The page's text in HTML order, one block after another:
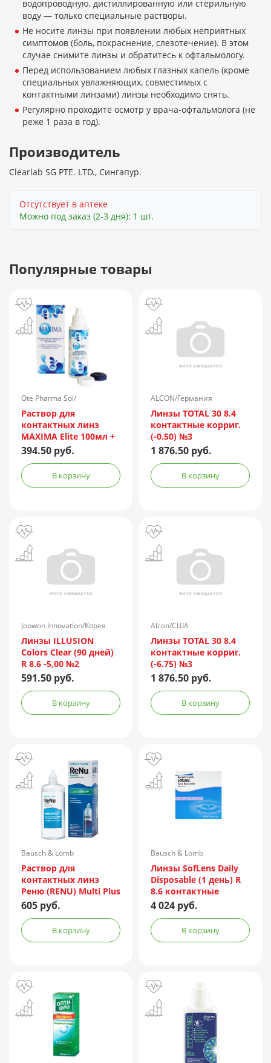
водопроводную, дистиллированную или стерильную
воду — только специальные растворы.
Не носите линзы при появлении любых неприятных
симптомов (боль, покраснение, слезотечение). В этом
случае снимите линзы и обратитесь к офтальмологу.
Перед использованием любых глазных капель (кроме
специальных увлажняющих, совместимых с
контактными линзами) линзы необходимо снять.
Регулярно проходите осмотр у врача-офтальмолога (не
реже 1 раза в год).
Производитель
Clearlab SG PTE. LTD., Сингапур.
Отсутствует в аптеке
Можно под заказ (2-3 дня): 1 шт.
Популярные товары
Ote Pharma Sol/
Нидерланды
Раствор для
контактных линз
MAXIMA Elite 100мл +
контейнер
394.50 руб.
В корзину
ALCON/Германия
Линзы TOTAL 30 8.4
контактные корриг.
(-0.50) №3
1 876.50 руб.
В корзину
Joowon Innovation/Корея
Линзы ILLUSION
Colors Clear (90 дней)
R 8.6 -5,00 №2
591.50 руб.
В корзину
Alcon/США
Линзы TOTAL 30 8.4
контактные корриг.
(-6.75) №3
1 876.50 руб.
В корзину
Bausch & Lomb
Incorporated/Италия
Раствор для
контактных линз
Реню (RENU) Multi Plus
360мл + контейнер
605 руб.
В корзину
Bausch & Lomb
Линзы SofLens Daily
Disposable (1 день) R
8.6 контактные
мягкие корриг. -1,50
4 024 руб.
В корзину